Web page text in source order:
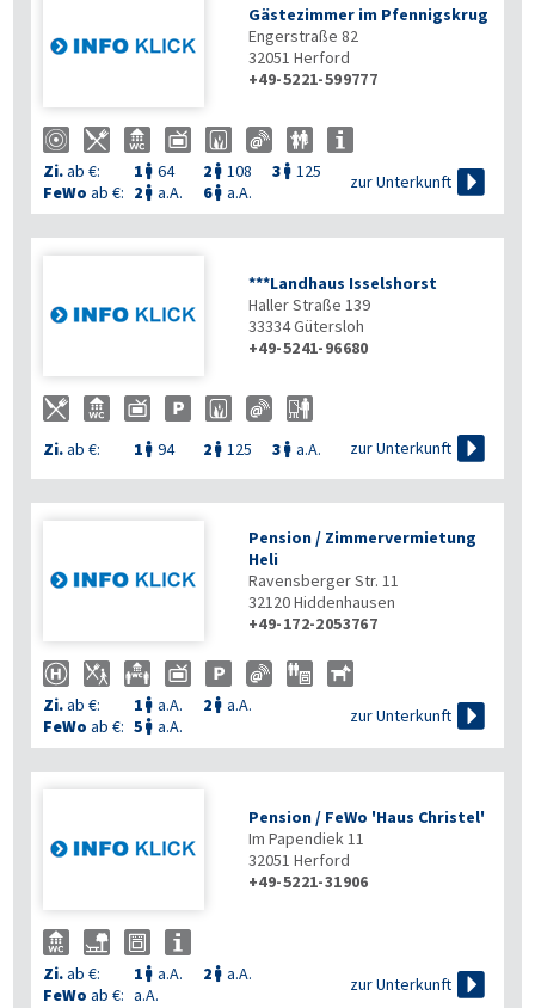
Gästezimmer im Pfennigskrug
Engerstraße 82
32051 Herford
+49-5221-599777
Zi.ab €: 1  64 2  108 3  125
FeWo ab €: 2  a.A. 6 a.A.
zur Unterkunft 
***Landhaus Isselshorst
Haller Straße 139
33334Gütersloh
+49-5241-96680
Zi.ab €: 1  94 2  125 3  a.A. zur Unterkunft 
Pension / Zimmervermietung
Heli
Ravensberger Str. 11
32120Hiddenhausen
+49-172-2053767
Zi.ab €: 1  a.A. 2  a.A.
FeWo ab €: 5  a.A.
zur Unterkunft 
Pension / FeWo 'Haus Christel'
Im Papendiek 11
32051 Herford
+49-5221-31906
Zi.ab €: 1  a.A. 2  a.A.
FeWo ab €: a.A.
zur Unterkunft 